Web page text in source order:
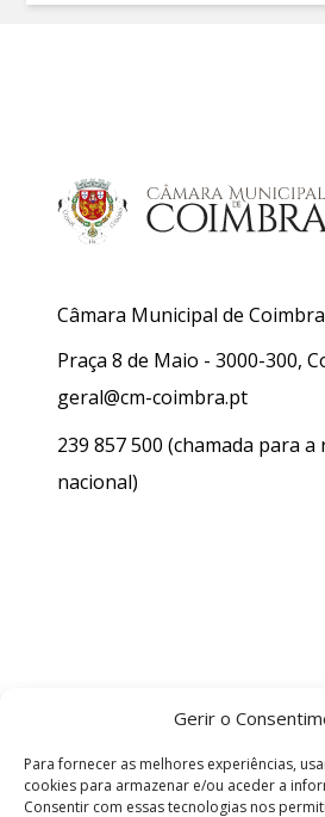
Gerir o
Para fornecer as melhores experiências,
cookies para armazenar e/ou aceder a
Consentir com essas tecnologias nos
Câmara Municipal de Coimbra
Praça 8 de Maio - 3000-300,
geral@cm-coimbra.pt
239 857 500 (chamada para a
nacional)